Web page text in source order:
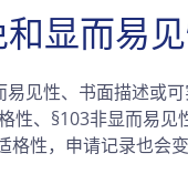
显而易
见性、书面描述或
性、§103非显而易见
性，申请记录也会变